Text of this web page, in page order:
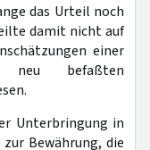
das Urteil noch
damit nicht auf
einer
befaßten
Unterbringung in
Bewährung, die